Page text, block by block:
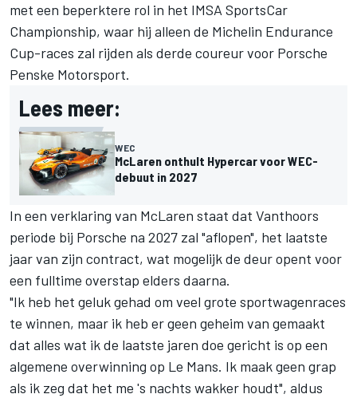
met een beperktere rol in het IMSA SportsCar
Championship, waar hij alleen de Michelin Endurance
Cup-races zal rijden als derde coureur voor Porsche
Penske Motorsport.
Lees meer:
WEC
McLaren onthult Hypercar voor WEC-
debuut in 2027
In een verklaring van McLaren staat dat Vanthoors
periode bij Porsche na 2027 zal "aflopen", het laatste
jaar van zijn contract, wat mogelijk de deur opent voor
een fulltime overstap elders daarna.
"Ik heb het geluk gehad om veel grote sportwagenraces
te winnen, maar ik heb er geen geheim van gemaakt
dat alles wat ik de laatste jaren doe gericht is op een
algemene overwinning op Le Mans. Ik maak geen grap
als ik zeg dat het me 's nachts wakker houdt", aldus